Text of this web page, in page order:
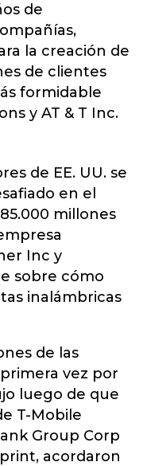
de
la creación de
de clientes
formidable
y AT & T Inc.
de EE. UU. se
en el
millones
Inc y
sobre cómo
inalámbricas
de las
vez por
luego de que
T-Mobile
Group Corp
acordaron